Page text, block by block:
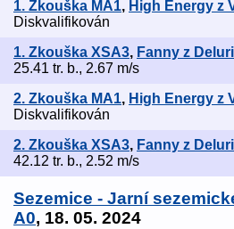
1. Zkouška MA1, High Energy z
Diskvalifikován
1. Zkouška XSA3, Fanny z
25.41 tr. b., 2.67 m/s
2. Zkouška MA1, High Energy z
Diskvalifikován
2. Zkouška XSA3, Fanny z
42.12 tr. b., 2.52 m/s
Sezemice - Jarní
A0, 18. 05. 2024